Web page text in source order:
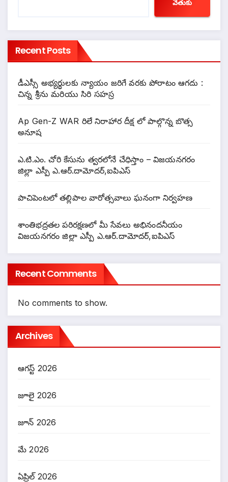
వెతుకు
Recent Posts
డీఎస్సీ అభ్యర్థులకు న్యాయం జరిగే వరకు పోరాటం ఆగదు :
చిన్న శ్రీను మరియు సిరి సహస్ర
Ap Gen-Z WAR రిలే నిరాహార దీక్ష లో పాల్గొన్న బొత్స
అనూష
ఎ.టి.ఎం. చోరి కేసును త్వరలోనే చేధిస్తాం – విజయనగరం
జిల్లా ఎస్పీ ఎ.ఆర్.దామోదర్,ఐపిఎస్
పాచిపెంటలో తల్లిపాల వారోత్సవాలు ఘనంగా నిర్వహణ
శాంతిభద్రతల పరిరక్షణలో మీ సేవలు అభినందనీయం
విజయనగరం జిల్లా ఎస్పీ ఎ.ఆర్.దామోదర్,ఐపిఎస్
Recent Comments
No comments to show.
Archives
ఆగస్ట్ 2026
జూలై 2026
జూన్ 2026
మే 2026
ఏప్రిల్ 2026